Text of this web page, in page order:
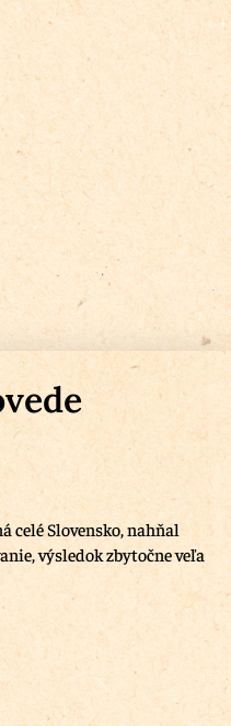
celé Slovensko, nahňal
výsledok zbytočne veľa